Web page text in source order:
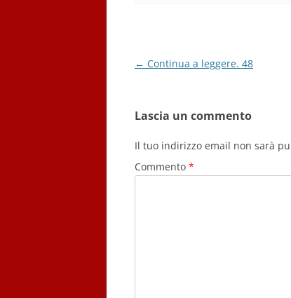
Navigazione
← Continua a leggere. 48
Lascia un commento
Il tuo indirizzo email non sarà
Commento *